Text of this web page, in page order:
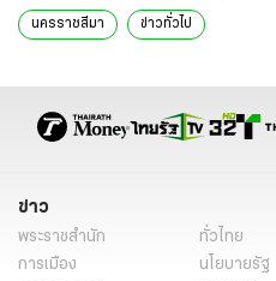
นครราชสีมา ข่าวทั่วไป
ข่าว
พระราชสำนัก ทั่วไทย
การเมือง
นโยบายรัฐ